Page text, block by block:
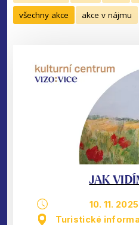
všechny akce
akce v nájmu
JAK
10. 11. 2025
Turistické